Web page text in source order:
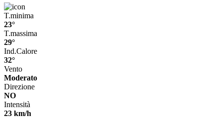
T.minima
23°
T.massima
29°
Ind.Calore
32°
Vento
Moderato
Direzione
NO
Intensità
23 km/h